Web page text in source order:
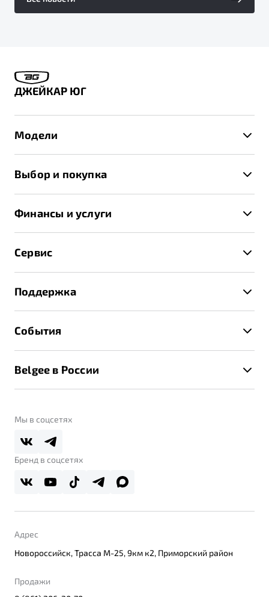
ДЖЕЙКАР ЮГ
Модели
X70
Выбор и покупка
Записаться на тест-драйв
Получить предложение
Финансы и услуги
Страхование
Расчет КАСКО
Сервис
Техническое обслуживание
Калькулятор ТО
Поддержка
Помощь на дорогах
Belgee Линк
Belgee Плюс
Реферальная программа
События
Belgee в России
О дилерском центре
Правовая информация
Мы в соцсетях
Бренд в соцсетях
Адрес
Новороссийск, Трасса М-25, 9км к2, Приморский район
Продажи